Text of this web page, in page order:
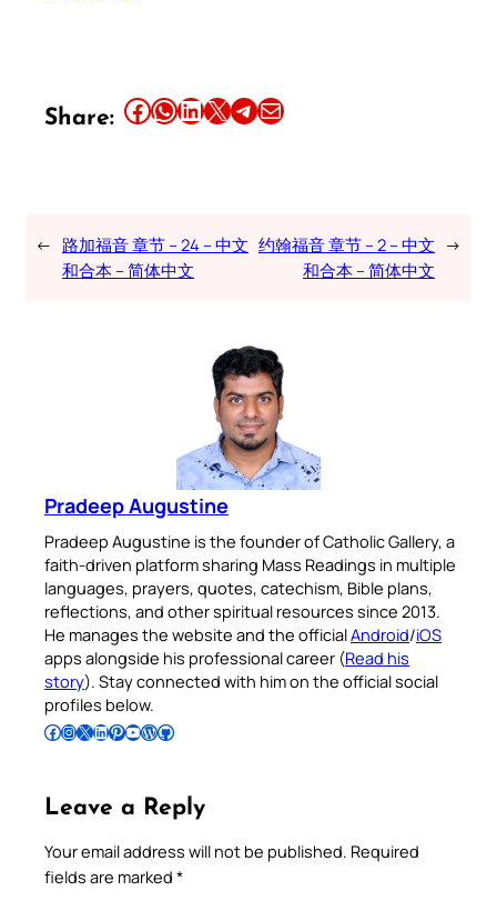
Share: Share this article on Facebook Share this article on WhatsApp Share this article on LinkedIn Share this article on X Share this article on TelegramEmail this Article
← 路加福音 章节 – 24 – 中文
和合本 – 简体中文
约翰福音 章节 – 2 – 中文
和合本 – 简体中文
→
Pradeep Augustine
Pradeep Augustine is the founder of Catholic Gallery, a
faith-driven platform sharing Mass Readings in multiple
languages, prayers, quotes, catechism, Bible plans,
reflections, and other spiritual resources since 2013.
He manages the website and the officialAndroid/iOS
apps alongside his professional career (Read his
story). Stay connected with him on the official social
profiles below.
Follow Pradeep on Facebook Follow Pradeep on InstagramFollow Pradeep on X Follow Pradeep on LinkedIn Follow Pradeep on Pinterest Subscribe to Pradeep’s Youtube Channel Follow Pradeep on WordPress Follow Pradeep on GitHub
Leave a Reply
Your email address will not be published. Required
fields are marked *